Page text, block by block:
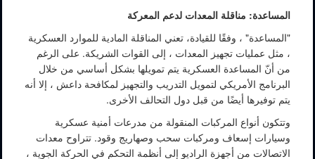
المساعدة: مناقلة المعدات لدعم المعركة
"المساعدة" ، وفقًا للقيادة، تعني المناقلة المادية للموارد العسكرية
، مثل عمليات تجهيز المعدات ، إلى القوات الشريكة. على الرغم
من أنّ المساعدة العسكرية يتم تمويلها بشكل أساسي من خلال
البرنامج الأمريكي لتمويل التدريب والتجهيز لمكافحة داعش ، إلا أنه
يتم توفيرها أيضًا من قبل دول التحالف الأخرى.
وتتكون أنواع المركبات المنقولة من مدرعات أمنية عسكرية
وسيارات إسعاف ومركبات سحب وصهاريج وقود. تتراوح معدات
الاتصالات من أجهزة الراديو إلى أنظمة التحكم في الحركة الجوية ،